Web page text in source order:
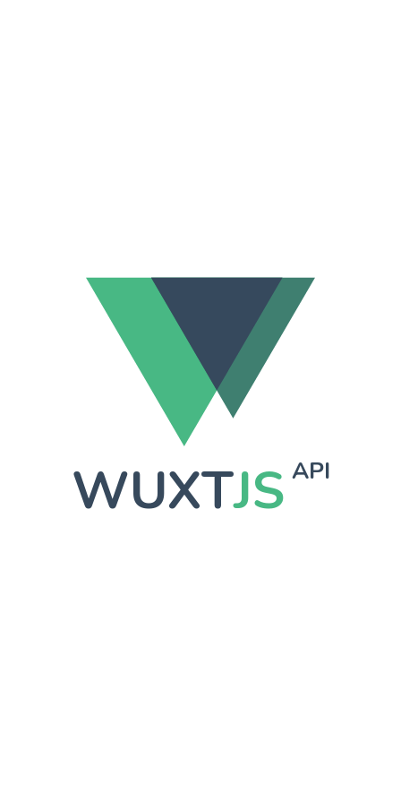
WUXTJS API